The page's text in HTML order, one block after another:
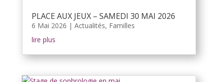
PLACE AUX JEUX – SAMEDI 30 MAI 2026
6 Mai 2026 | Actualités, Familles
lire plus